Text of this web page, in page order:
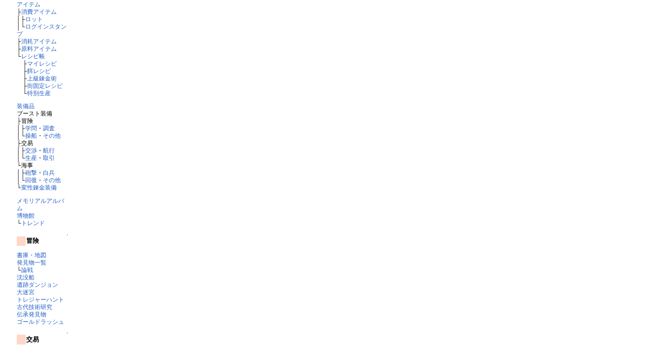
アイテム
├消費アイテム
│├ロット
│└ログインスタン
プ
├消耗アイテム
├原料アイテム
└レシピ帳
├マイレシピ
├餌レシピ
├上級錬金術
├街固定レシピ
└特別生産
装備品
ブースト装備
├冒険
│├学問 ・ 調査
│└操船・ その他
├交易
│├交渉・ 航行
│└生産・ 取引
└海事
│├砲撃・ 白兵
│└回復 ・ その他
└変性錬金装備
メモリアルアルバ
ム
博物館
└トレンド
↑
冒険
書庫・地図
発見物一覧
└論戦
沈没船
遺跡ダンジョン
大迷宮
トレジャーハント
古代技術研究
伝承発見物
ゴールドラッシュ
↑
交易